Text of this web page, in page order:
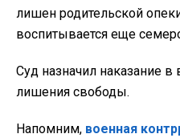
лишен родительской
воспитывается еще
Суд назначил наказание
лишения свободы.
Напомним, военная